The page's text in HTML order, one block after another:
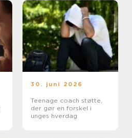
30. juni 2026
Teenage coach støtte,
der gør en forskel i
unges hverdag